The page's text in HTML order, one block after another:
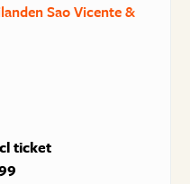
Sao Vicente &
ticket